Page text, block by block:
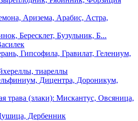
Аризема, Арабис, Астра,
Бересклет, Бузульник, Б...
Гипсофила, Гравилат, Гелениум,
тиареллы
Дицентра, Дороникум,
трава (злаки): Мискантус, Овсяница,
Дербенник